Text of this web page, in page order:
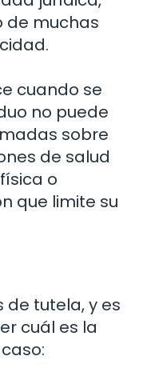
de muchas
cuando se
no puede
sobre
de salud
o
que limite su
de tutela, y es
cuál es la